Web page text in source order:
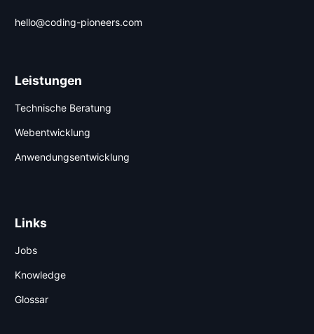
hello@coding-pioneers.com
Leistungen
Technische Beratung
Webentwicklung
Anwendungsentwicklung
Links
Jobs
Knowledge
Glossar